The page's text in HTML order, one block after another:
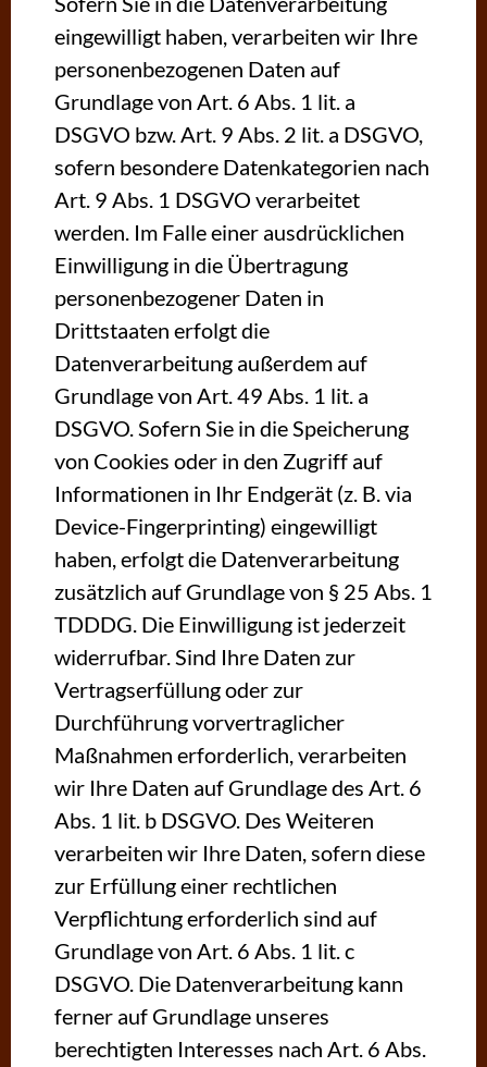
eingewilligt haben, verarbeiten wir Ihre
personenbezogenen Daten auf
Grundlage von Art. 6 Abs. 1 lit. a
DSGVO bzw. Art. 9 Abs. 2 lit. a DSGVO,
sofern besondere Datenkategorien nach
Art. 9 Abs. 1 DSGVO verarbeitet
werden. Im Falle einer ausdrücklichen
Einwilligung in die Übertragung
personenbezogener Daten in
Drittstaaten erfolgt die
Datenverarbeitung außerdem auf
Grundlage von Art. 49 Abs. 1 lit. a
DSGVO. Sofern Sie in die Speicherung
von Cookies oder in den Zugriff auf
Informationen in Ihr Endgerät (z. B. via
Device-Fingerprinting) eingewilligt
haben, erfolgt die Datenverarbeitung
zusätzlich auf Grundlage von § 25 Abs. 1
TDDDG. Die Einwilligung ist jederzeit
widerrufbar. Sind Ihre Daten zur
Vertragserfüllung oder zur
Durchführung vorvertraglicher
Maßnahmen erforderlich, verarbeiten
wir Ihre Daten auf Grundlage des Art. 6
Abs. 1 lit. b DSGVO. Des Weiteren
verarbeiten wir Ihre Daten, sofern diese
zur Erfüllung einer rechtlichen
Verpflichtung erforderlich sind auf
Grundlage von Art. 6 Abs. 1 lit. c
DSGVO. Die Datenverarbeitung kann
ferner auf Grundlage unseres
berechtigten Interesses nach Art. 6 Abs.